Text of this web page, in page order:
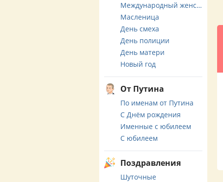
Международный женский день
Масленица
День смеха
День полиции
День матери
Новый год
От Путина
По именам от Путина
С Днём рождения
Именные с юбилеем
С юбилеем
Поздравления
Шуточные